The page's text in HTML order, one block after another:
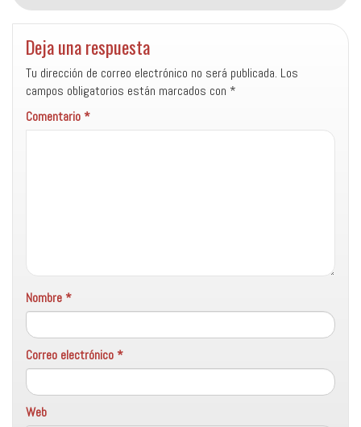
Deja una respuesta
Tu dirección de correo electrónico no será publicada. Los
campos obligatorios están marcados con *
Comentario*
Nombre *
Correo electrónico *
Web